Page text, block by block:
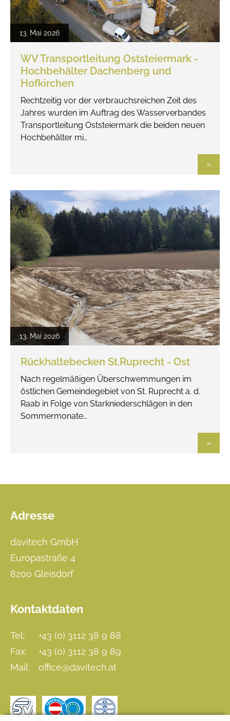
13. Mai 2026
WV Transportleitung Oststeiermark -
Hochbehälter Dachenberg und
Hofkirchen
Rechtzeitig vor der verbrauchsreichen Zeit des
Jahres wurden im Auftrag des Wasserverbandes
Transportleitung Oststeiermark die beiden neuen
Hochbehälter mi…
»
13. Mai 2026
Rückhaltebecken St.Ruprecht - Ost
Nach regelmäßigen Überschwemmungen im
östlichen Gemeindegebiet von St. Ruprecht a. d.
Raab in Folge von Starkniederschlägen in den
Sommermonate…
»
Footer
Adresse
davitech GmbH
Europastraße 4
8200 Gleisdorf
Kontaktdaten
Tel:
+43 (0) 3112 38 9 88
Fax:
+43 (0) 3112 38 9 89
Mail:
office@davitech.at